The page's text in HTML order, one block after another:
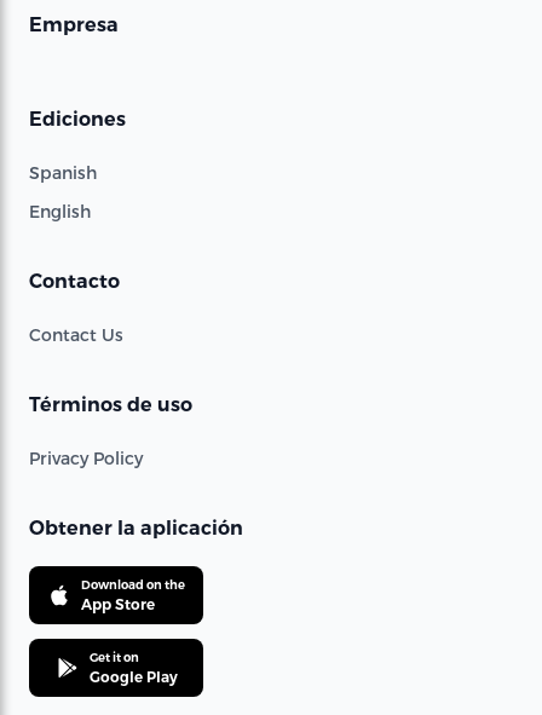
Empresa
Ediciones
Spanish
English
Contacto
Contact Us
Términos de uso
Privacy Policy
Obtener la aplicación
Download on the
App Store
Get it on
Google Play